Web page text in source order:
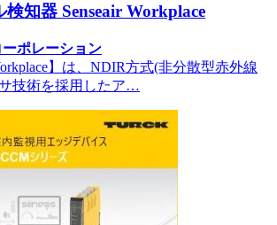
検知器 Senseair Workplace
ポレーション
】は、NDIR方式(非分散型赤外線
技術を採用したア…